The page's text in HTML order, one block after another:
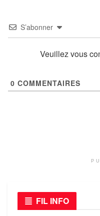
S’abonner
Veuillez vous
0 COMMENTAIRES
FIL INFO